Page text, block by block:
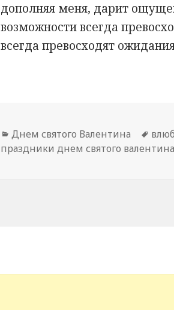
дополняя меня, дарит
возможности всегда
всегда превосходят
Рубрики
Днем святого Валентина
праздники днем святого валентина